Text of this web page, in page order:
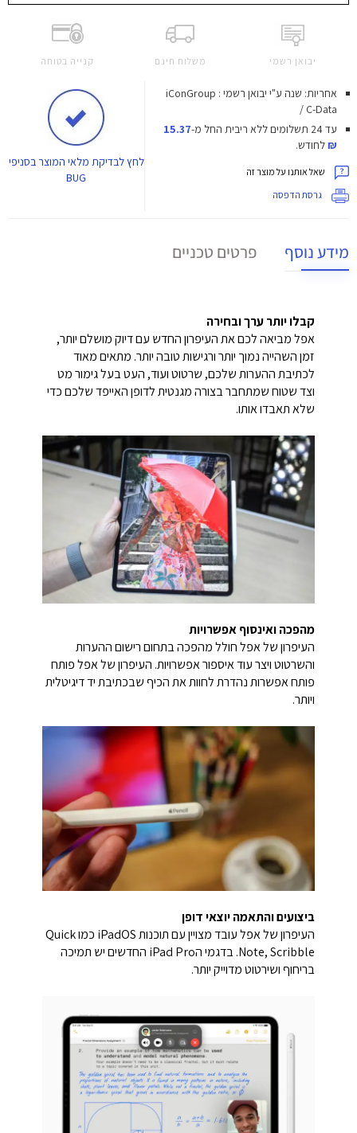
יבואן רשמי משלוח חינם קנייה בטוחה
אחריות: שנה ע"י יבואן רשמי : iConGroup
/ C-Data
עד 24 תשלומים ללא ריבית
החל מ-15.37
₪לחודש.
שאל אותנו על מוצר זה
גרסת הדפסה
לחץלבדיקת מלאי המוצר בסניפי
BUG
מידע נוסף פרטים טכניים
קבלו יותר ערך ובחירה
אפל מביאה לכם את העיפרון החדש עם דיוק מושלם יותר,
זמן השהייה נמוך יותר ורגישות טובה יותר. מתאים מאוד
לכתיבת ההערות שלכם, שרטוט ועוד, העט בעל גימור מט
וצד שטוח שמתחבר בצורה מגנטית לדופן האייפד שלכם כדי
שלא תאבדו אותו.
מהפכה ואינסוף אפשרויות
העיפרון של אפל חולל מהפכה בתחום רישום ההערות
והשרטוט ויצר עוד איספור אפשרויות. העיפרון של אפל פותח
פותח אפשרות נהדרת לחוות את הכיף שבכתיבת יד דיגיטלית
ויותר.
ביצועים והתאמה יוצאי דופן
העיפרון של אפל עובד מצויין עם תוכנות iPadOS כמו Quick
Note, Scribble. בדגמי הiPad Pro החדשים יש תמיכה
בריחוף ושירטוט מדוייק יותר.